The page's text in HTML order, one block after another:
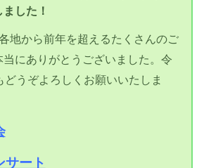
した！
地から前年を超えるたくさんのご
にありがとうございました。令
うぞよろしくお願いいたしま
サート